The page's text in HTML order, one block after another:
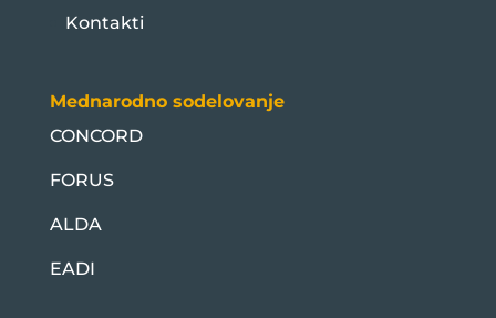
Kontakti
Mednarodno sodelovanje
CONCORD
FORUS
ALDA
EADI